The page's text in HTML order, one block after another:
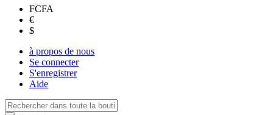
FCFA
€
$
à propos de nous
Se connecter
S'enregistrer
Aide